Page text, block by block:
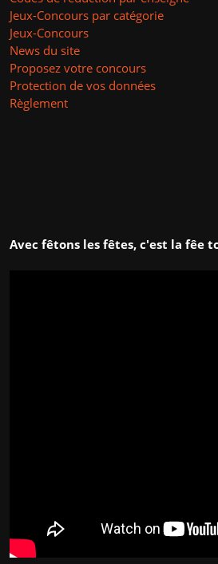
Jeux-Concours par catégorie
Jeux-Concours
News du site
Proposez votre concours
Protection de vos données
Règlement
Avec fêtons les fêtes, c'est la fêe